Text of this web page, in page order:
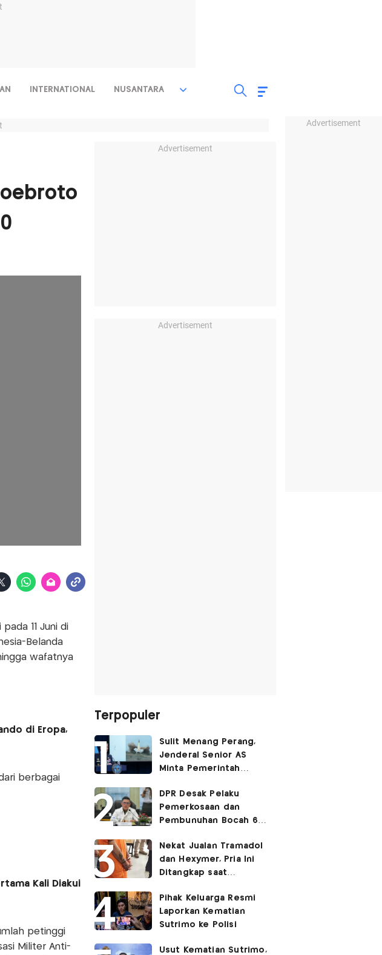
Advertisement
INTERNATIONAL NUSANTARA
11 Juni di
Belanda
wafatnya
di Eropa,
berbagai
Kali Diakui
petinggi
Militer Anti-
Advertisement
Advertisement
Terpopuler
Sulit Menang Perang,
Jenderal Senior AS
Minta Pemerintah
Lawan Iran
DPR Desak Pelaku
Pemerkosaan dan
Pembunuhan Bocah 6
Dihukum Seumur Hidup
Nekat Jualan Tramadol
dan Hexymer, Pria Ini
Ditangkap saat
Pihak Keluarga Resmi
Laporkan Kematian
Sutrimo ke Polisi
Usut Kematian Sutrimo,